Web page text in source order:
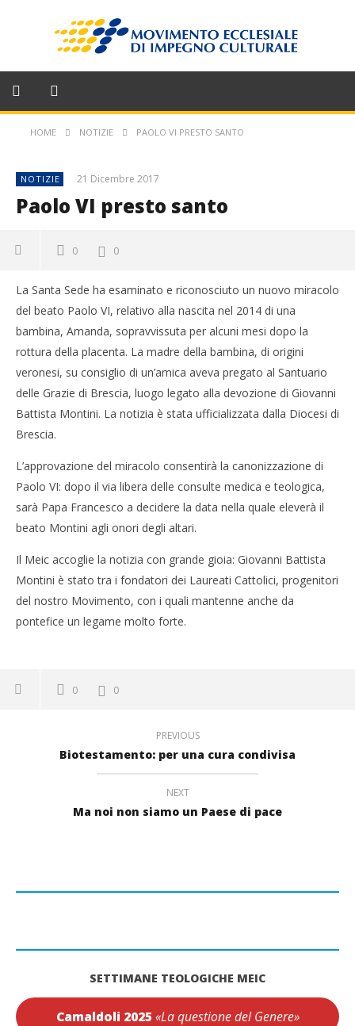
HOME NOTIZIE PAOLO VI PRESTO SANTO
NOTIZIE 21 Dicembre 2017
Paolo VI presto santo
0 0
La Santa Sede ha esaminato e riconosciuto un nuovo miracolo
del beato Paolo VI, relativo alla nascita nel 2014 di una
bambina, Amanda, sopravvissuta per alcuni mesi dopo la
rottura della placenta. La madre della bambina, di origini
veronesi, su consiglio di un’amica aveva pregato al Santuario
delle Grazie di Brescia, luogo legato alla devozione di Giovanni
Battista Montini. La notizia è stata ufficializzata dalla Diocesi di
Brescia.
L’approvazione del miracolo consentirà la canonizzazione di
Paolo VI: dopo il via libera delle consulte medica e teologica,
sarà Papa Francesco a decidere la data nella quale eleverà il
beato Montini agli onori degli altari.
Il Meic accoglie la notizia con grande gioia: Giovanni Battista
Montini è stato tra i fondatori dei Laureati Cattolici, progenitori
del nostro Movimento, con i quali mantenne anche da
pontefice un legame molto forte.
0 0
PREVIOUS
Biotestamento: per una cura condivisa
NEXT
Ma noi non siamo un Paese di pace
SETTIMANE TEOLOGICHE MEIC
Camaldoli 2025 «La questione del Genere»